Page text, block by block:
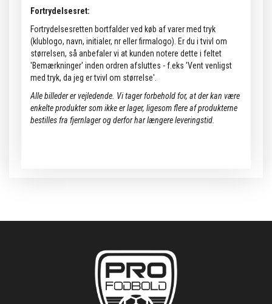
Fortrydelsesret:
Fortrydelsesretten bortfalder ved køb af varer med tryk
(klublogo, navn, initialer, nr eller firmalogo). Er du i tvivl om
størrelsen, så anbefaler vi at kunden notere dette i feltet
'Bemærkninger' inden ordren afsluttes - f.eks 'Vent venligst
med tryk, da jeg er tvivl om størrelse'.
Alle billeder er vejledende. Vi tager forbehold for, at der kan være
enkelte produkter som ikke er lager, ligesom flere af produkterne
bestilles fra fjernlager og derfor har længere leveringstid.